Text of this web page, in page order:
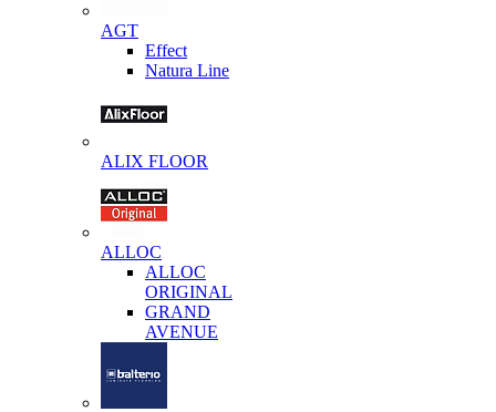
AGT
Effect
Natura Line
ALIX FLOOR
ALLOC
ALLOC
ORIGINAL
GRAND
AVENUE